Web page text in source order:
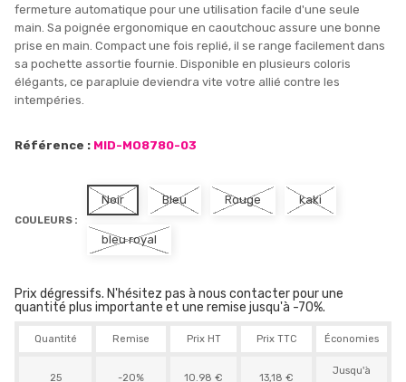
fermeture automatique pour une utilisation facile d'une seule
main. Sa poignée ergonomique en caoutchouc assure une bonne
prise en main. Compact une fois replié, il se range facilement dans
sa pochette assortie fournie. Disponible en plusieurs coloris
élégants, ce parapluie deviendra vite votre allié contre les
intempéries.
Référence : MID-MO8780-03
COULEURS :
Noir Bleu Rouge kaki
bleu royal
Prix dégressifs. N'hésitez pas à nous contacter pour une
quantité plus importante et une remise jusqu'à -70%.
Quantité Remise Prix HT Prix TTC Économies
25 -20% 10.98 € 13,18 €
Jusqu'à